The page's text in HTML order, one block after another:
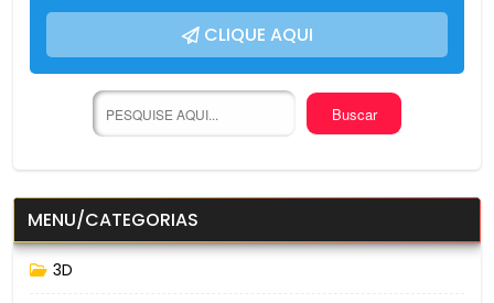
CLIQUE AQUI
MENU/CATEGORIAS
3D